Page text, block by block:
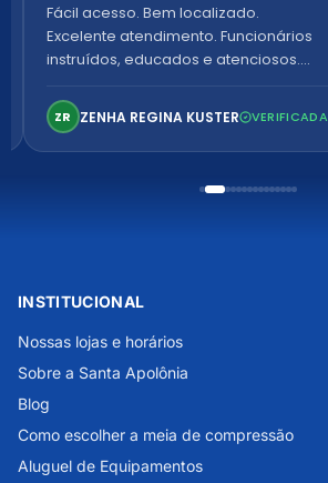
Fácil acesso. Bem localizado.
Excelente atendimento. Funcionários
instruídos, educados e atenciosos.
confortável. Perfeito!
ZR ZENHA REGINA KUSTER VERIFICADA
INSTITUCIONAL
Nossas lojas e horários
Sobre a Santa Apolônia
Blog
Como escolher a meia de compressão
Aluguel de Equipamentos